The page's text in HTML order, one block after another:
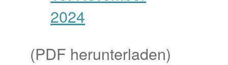
(PDF herunterladen)